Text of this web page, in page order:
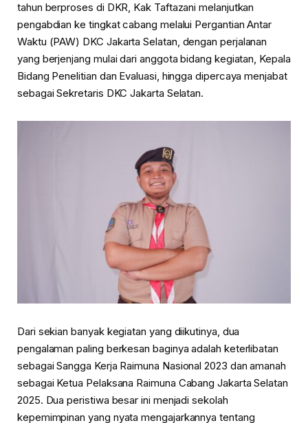
tahun berproses di DKR, Kak Taftazani melanjutkan
pengabdian ke tingkat cabang melalui Pergantian Antar
Waktu (PAW) DKC Jakarta Selatan, dengan perjalanan
yang berjenjang mulai dari anggota bidang kegiatan, Kepala
Bidang Penelitian dan Evaluasi, hingga dipercaya menjabat
sebagai Sekretaris DKC Jakarta Selatan.
Dari sekian banyak kegiatan yang diikutinya, dua
pengalaman paling berkesan baginya adalah keterlibatan
sebagai Sangga Kerja Raimuna Nasional 2023 dan amanah
sebagai Ketua Pelaksana Raimuna Cabang Jakarta Selatan
2025. Dua peristiwa besar ini menjadi sekolah
kepemimpinan yang nyata mengajarkannya tentang